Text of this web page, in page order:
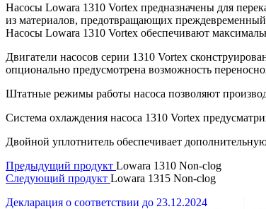
Насосы Lowara 1310 Vortex предназначены для
из материалов, предотвращающих преждевременный
Насосы Lowara 1310 Vortex обеспечивают
Двигатели насосов серии 1310 Vortex
опционально предусмотрена возможность
Штатные режимы работы насоса позволяют
Система охлаждения насоса 1310 Vortex
Двойной уплотнитель обеспечивает
Предыдущий продукт Lowara 1310 Non-clog
Следующий продукт Lowara 1315 Non-clog
Декларация о соответствии до 23.12.2024